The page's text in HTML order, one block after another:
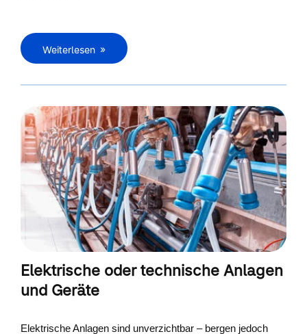
Weiterlesen
Elektrische oder technische Anlagen
und Geräte
Elektrische Anlagen sind unverzichtbar – bergen jedoch